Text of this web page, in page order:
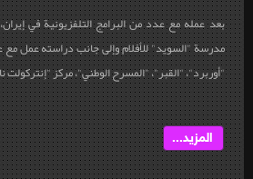
بعد عمله مع عدد من البرامج التلفزيونية في
مدرسة "السويد" للأفلام وإلى جانب دراسته عمل
"أوربرد"، "القبر"، "المسرح الوطني"، مركز
المزيد...